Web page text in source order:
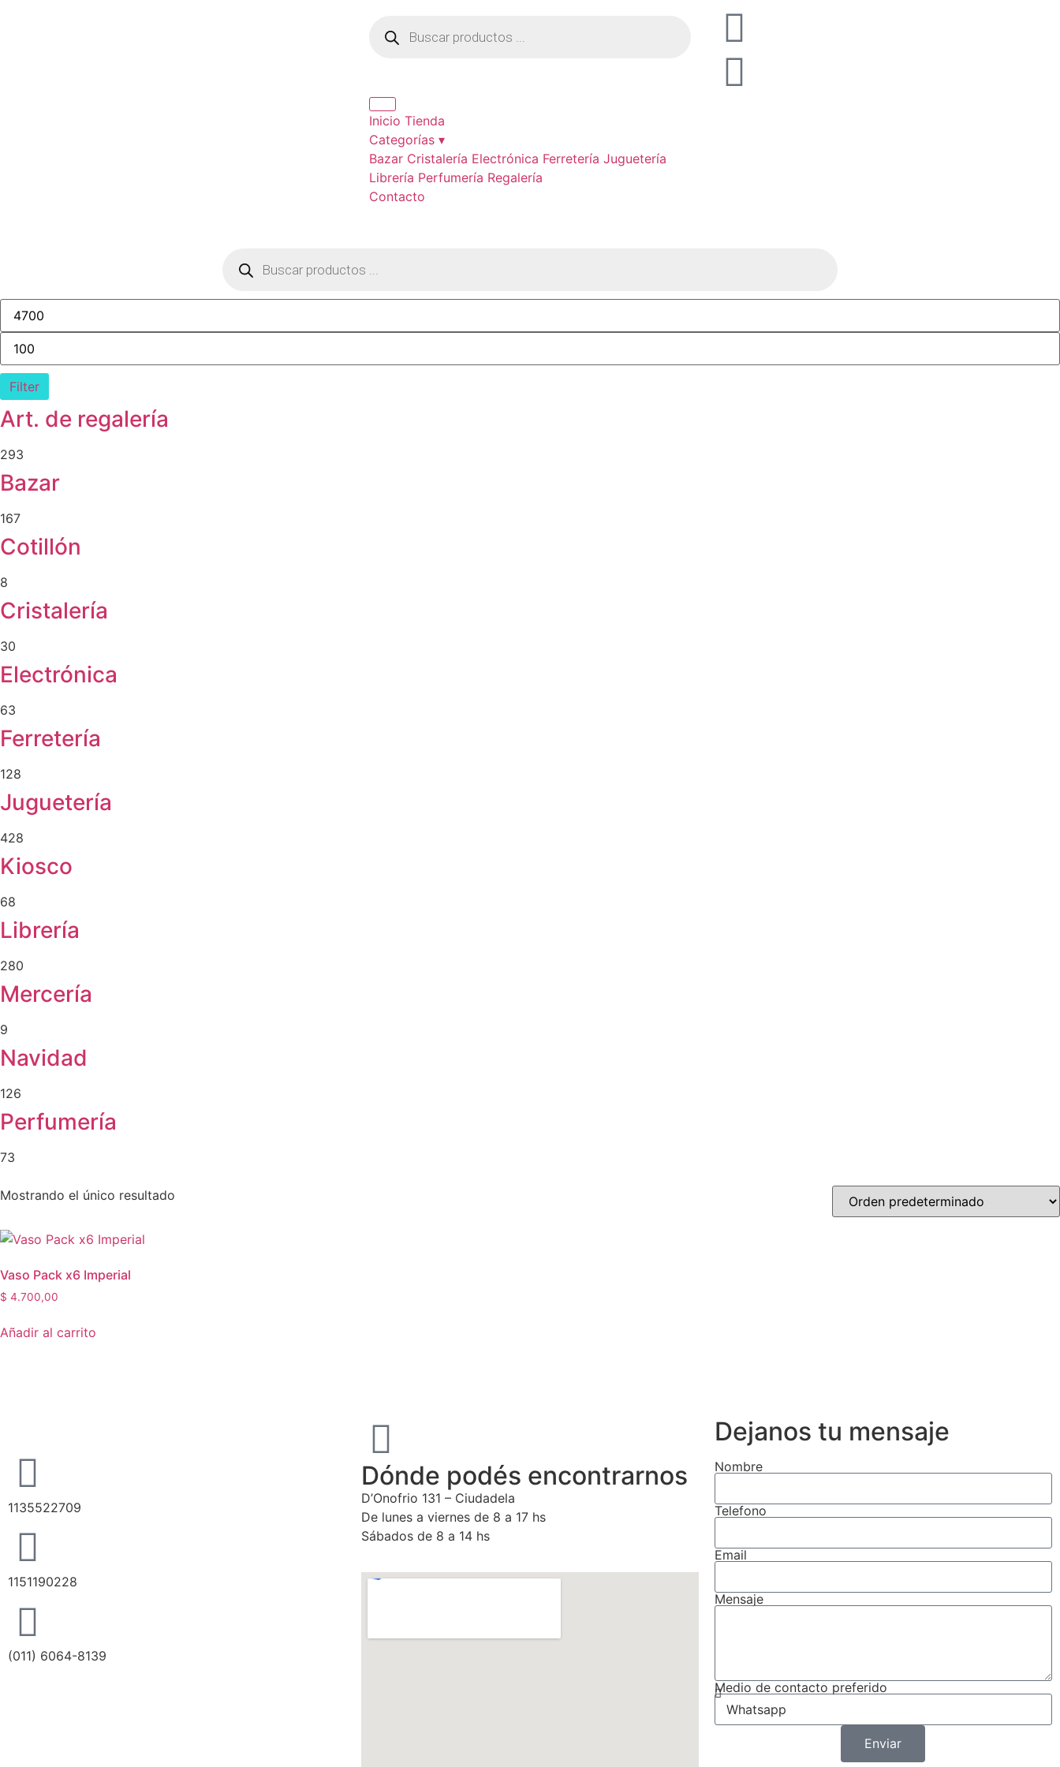
Inicio Tienda
Categorías ▾
Bazar Cristalería Electrónica Ferretería Juguetería
Librería Perfumería Regalería
Contacto
Filter
Art. de regalería
293
Bazar
167
Cotillón
8
Cristalería
30
Electrónica
63
Ferretería
128
Juguetería
428
Kiosco
68
Librería
280
Mercería
9
Navidad
126
Perfumería
73
Mostrando el único resultado
Vaso Pack x6 Imperial
$ 4.700,00
Añadir al carrito
1135522709
1151190228
(011) 6064-8139
Dónde podés encontrarnos
D’Onofrio 131 – Ciudadela
De lunes a viernes de 8 a 17 hs
Sábados de 8 a 14 hs
Dejanos tu mensaje
Nombre
Telefono
Email
Mensaje
Medio de contacto preferido
Enviar